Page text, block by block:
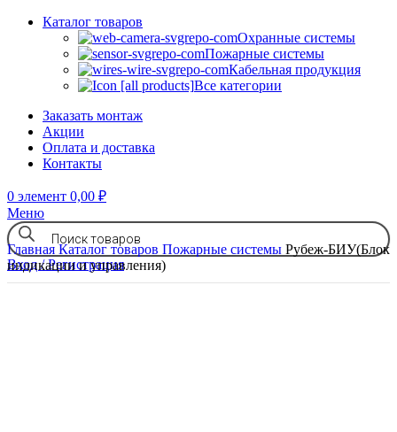
Каталог товаров
Охранные системы
Пожарные системы
Кабельная продукция
Все категории
Заказать монтаж
Акции
Оплата и доставка
Контакты
0 элемент 0,00 ₽
Меню
Вход / Регистрация
Главная Каталог товаров Пожарные системы Рубеж-БИУ(Блок
индикации и управления)